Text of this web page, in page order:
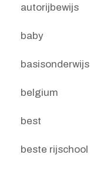
autorijbewijs
baby
basisonderwijs
belgium
best
beste rijschool